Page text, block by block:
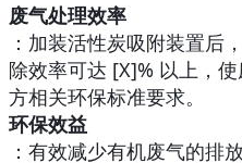
废气处理效率
：加装活性炭吸附装置后
除效率可达 [X]% 以上，
方相关环保标准要求。
环保效益
：有效减少有机废气的排